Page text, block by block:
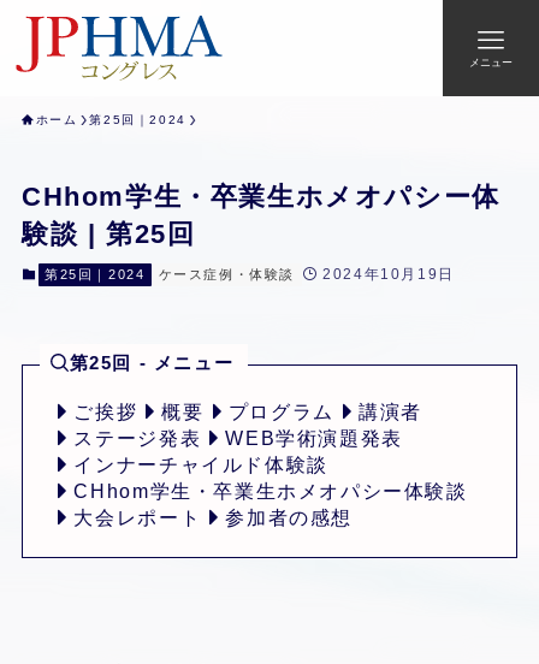
メニュー
ホーム 第25回｜2024
CHhom学生・卒業生ホメオパシー体
験談 | 第25回
第25回｜2024 ケース症例・体験談 2024年10月19日
第25回 - メニュー
ご挨拶 概要 プログラム
講演者
ステージ発表
WEB学術演題発表
インナーチャイルド体験談
CHhom学生・卒業生ホメオパシー体験談
大会レポート
参加者の感想